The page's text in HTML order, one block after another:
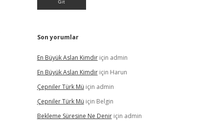
Son yorumlar
En Büyük Aslan Kimdiriçin admin
En Büyük Aslan Kimdiriçin Harun
Çepniler Türk Mü için admin
Çepniler Türk Mü için Belgin
Bekleme Süresine Ne Deniriçin admin